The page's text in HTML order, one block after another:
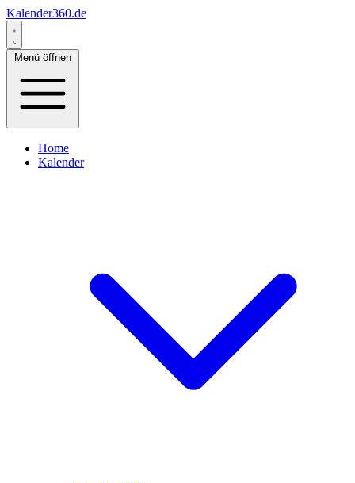
Kalender360.de
Menü öffnen
Home
Kalender